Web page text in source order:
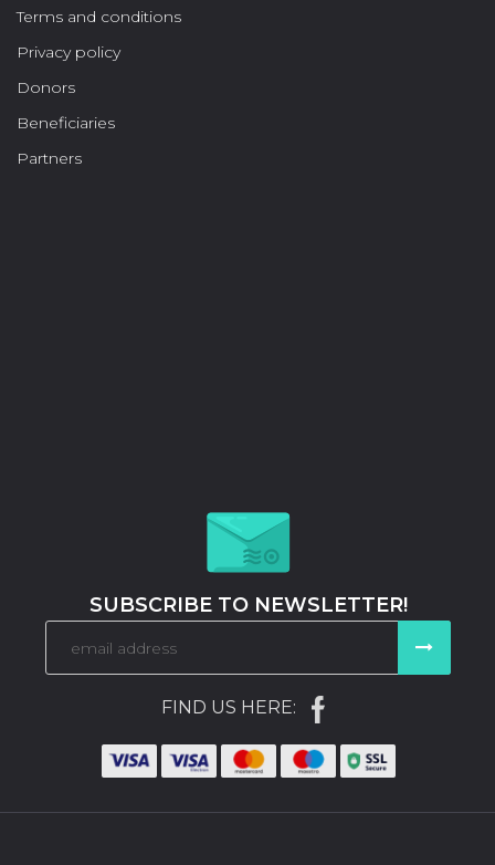
Terms and conditions
Privacy policy
Donors
Beneficiaries
Partners
SUBSCRIBE TO NEWSLETTER!
FIND US HERE: